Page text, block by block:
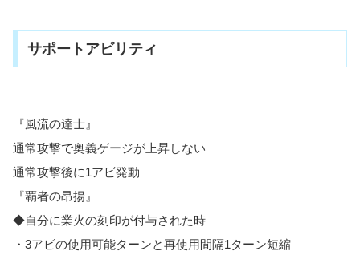
サポートアビリティ
『風流の達士』
通常攻撃で奥義ゲージが上昇しない
通常攻撃後に1アビ発動
『覇者の昂揚』
◆自分に業火の刻印が付与された時
・3アビの使用可能ターンと再使用間隔1ターン短縮